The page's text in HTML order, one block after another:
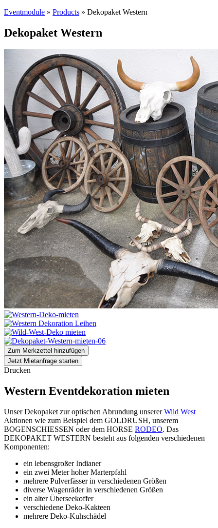
Eventmodule » Products » Dekopaket Western
Dekopaket Western
Zum Merkzettel hinzufügen
Jetzt Mietanfrage starten
Drucken
Western Eventdekoration mieten
Unser Dekopaket zur optischen Abrundung unsererWild West
Aktionen wie zum Beispiel dem GOLDRUSH, unserem
BOGENSCHIESSEN oder dem HORSE RODEO. Das
DEKOPAKET WESTERN besteht aus folgenden verschiedenen
Komponenten:
ein lebensgroßer Indianer
ein zwei Meter hoher Marterpfahl
mehrere Pulverfässer in verschiedenen Größen
diverse Wagenräder in verschiedenen Größen
ein alter Überseekoffer
verschiedene Deko-Kakteen
mehrere Deko-Kuhschädel